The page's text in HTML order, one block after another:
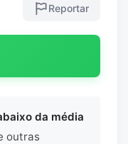
Reportar
da média
outras